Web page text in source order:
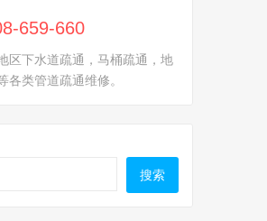
659-660
区下水道疏通，马桶疏通，地
各类管道疏通维修。
搜索